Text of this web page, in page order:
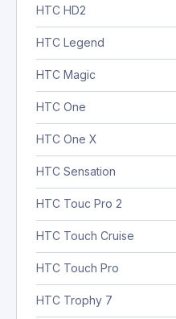
HTC HD2
HTC Legend
HTC Magic
HTC One
HTC One X
HTC Sensation
HTC Touc Pro 2
HTC Touch Cruise
HTC Touch Pro
HTC Trophy 7